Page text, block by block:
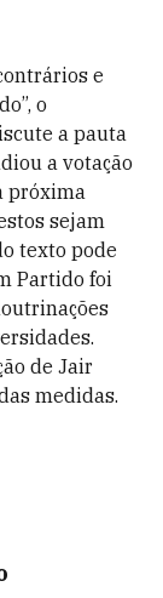
e
o
a pauta
a votação
próxima
sejam
texto pode
Partido foi
de Jair
medidas.